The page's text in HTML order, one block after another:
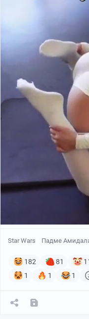
Star Wars Падме
182 81
1
1 1